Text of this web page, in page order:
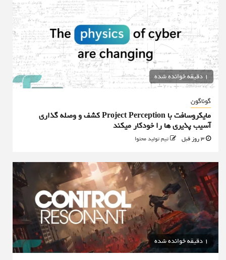
1 دقیقه خوانده شده
گوناگون
مایکروسافت با Project Perception کشف و وصله گذاری
آسیب پذیری ها را خودکار میکند
تیم تولید محتوا
1 دقیقه خوانده شده